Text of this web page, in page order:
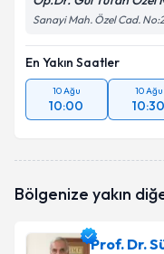
Sanayi Mah. Özel Cad.
En Yakın Saatler
10 Ağu
10:00
10 Ağu
10:30
Bölgenize yakın
Prof. Dr.